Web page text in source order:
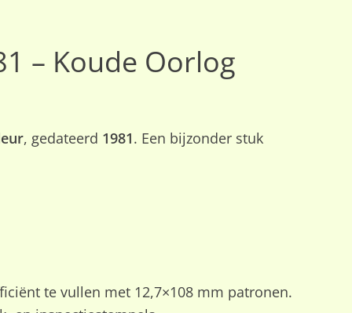
– Koude Oorlog
, gedateerd 1981. Een bijzonder stuk
te vullen met 12,7×108 mm patronen.